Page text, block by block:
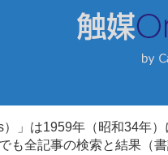
）」は1959年（昭和34年
も全記事の検索と結果（